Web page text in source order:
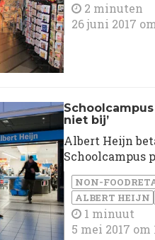
2 minuten
26 juni 2017
niet bij’
Albert Heijn
Schoolcampus
NON-
ALBERT HEIJN
1 minuut
5 mei 2017 om